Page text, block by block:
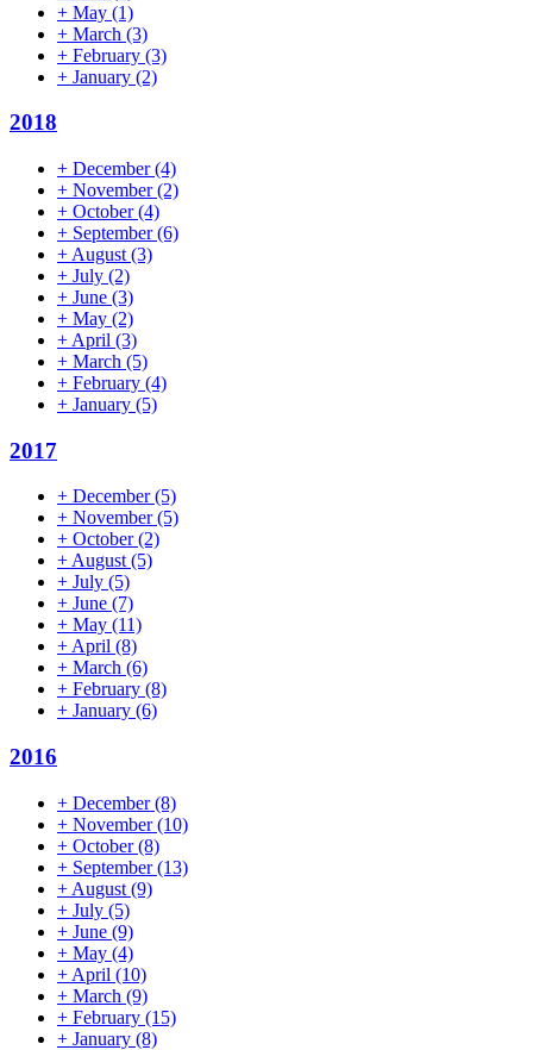
+ May (1)
+ March (3)
+ February (3)
+ January (2)
2018
+ December(4)
+ November(2)
+ October(4)
+ September(6)
+ August (3)
+ July (2)
+ June (3)
+ May (2)
+ April (3)
+ March (5)
+ February (4)
+ January (5)
2017
+ December(5)
+ November(5)
+ October(2)
+August(5)
+ July (5)
+ June (7)
+ May (11)
+April (8)
+ March (6)
+ February (8)
+ January (6)
2016
+ December(8)
+ November(10)
+ October(8)
+ September(13)
+ August (9)
+ July (5)
+ June (9)
+ May (4)
+ April (10)
+ March (9)
+ February (15)
+ January (8)